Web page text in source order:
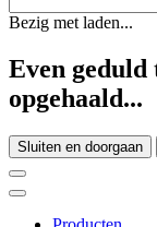
Bezig met laden...
Even
opgehaald...
Sluiten en doorgaan